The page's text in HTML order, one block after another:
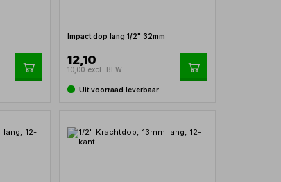
Impact dop lang 1/2" 32mm
12,10
10,00 excl. BTW
Uit voorraad leverbaar